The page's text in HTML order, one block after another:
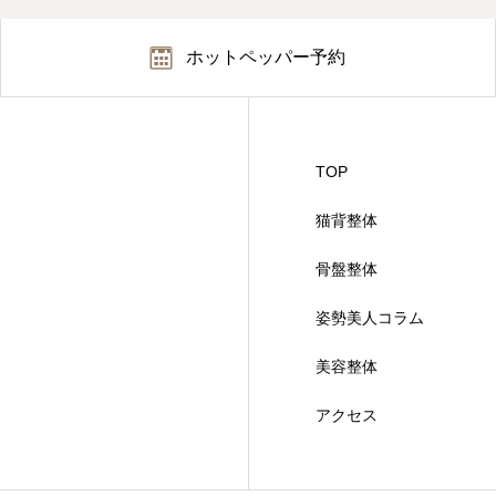
ホットペッパー予約
TOP
猫背整体
骨盤整体
姿勢美人コラム
美容整体
アクセス